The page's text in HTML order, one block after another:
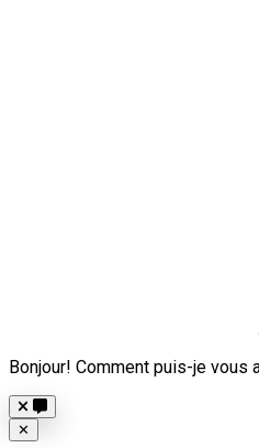
Bonjour! Comment puis-je vous
Close
✕